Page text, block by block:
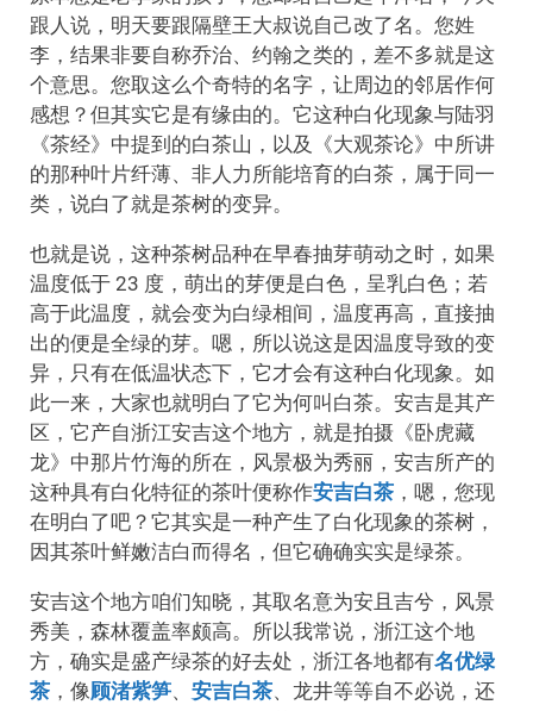
跟人说，明天要跟隔壁王大叔说自己改了名。您姓
李，结果非要自称乔治、约翰之类的，差不多就是这
个意思。您取这么个奇特的名字，让周边的邻居作何
感想？但其实它是有缘由的。它这种白化现象与陆羽
《茶经》中提到的白茶山，以及《大观茶论》中所讲
的那种叶片纤薄、非人力所能培育的白茶，属于同一
类，说白了就是茶树的变异。
也就是说，这种茶树品种在早春抽芽萌动之时，如果
温度低于 23 度，萌出的芽便是白色，呈乳白色；若
高于此温度，就会变为白绿相间，温度再高，直接抽
出的便是全绿的芽。嗯，所以说这是因温度导致的变
异，只有在低温状态下，它才会有这种白化现象。如
此一来，大家也就明白了它为何叫白茶。安吉是其产
区，它产自浙江安吉这个地方，就是拍摄《卧虎藏
龙》中那片竹海的所在，风景极为秀丽，安吉所产的
这种具有白化特征的茶叶便称作安吉白茶 ，嗯，您现
在明白了吧？它其实是一种产生了白化现象的茶树，
因其茶叶鲜嫩洁白而得名，但它确确实实是绿茶。
安吉这个地方咱们知晓，其取名意为安且吉兮，风景
秀美，森林覆盖率颇高。所以我常说，浙江这个地
方，确实是盛产绿茶的好去处，浙江各地都有名优绿
茶 ，像顾渚紫笋、 安吉白茶、龙井等等自不必说，还